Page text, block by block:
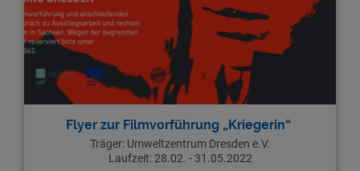
Flyer zur Filmvorführung „Kriegerin“
Träger: Umweltzentrum Dresden e.V.
Laufzeit: 28.02. - 31.05.2022